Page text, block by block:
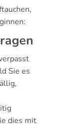
Sie es
dies mit